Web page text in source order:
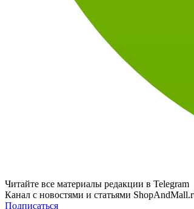
Канал с новостями и статьями ShopAndMall.ru
Подписаться
Поделитесь: